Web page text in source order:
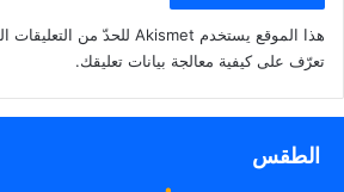
هذا الموقع يستخدم Akismet للحدّ من التعليقات المزعجة والغير مرغوبة.
تعرّف على كيفية معالجة بيانات تعليقك.
الطقس